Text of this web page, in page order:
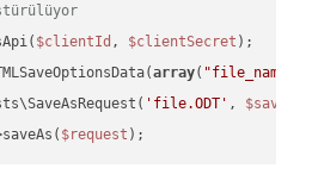
$clientId , $clientSecret
array( "file_name"
'file.ODT' ,
$request